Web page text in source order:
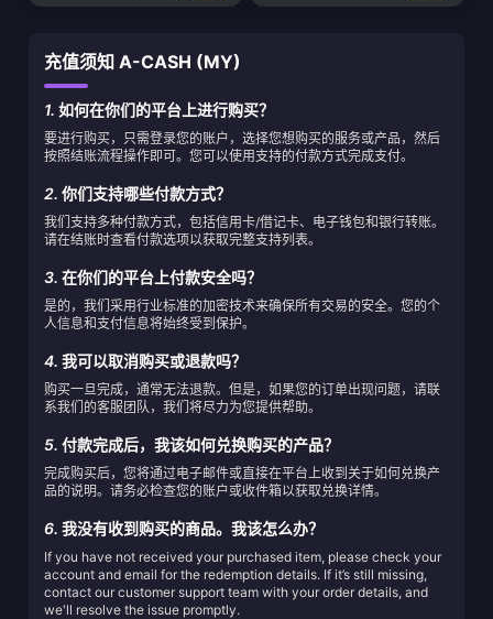
充值须知 A-CASH (MY)
1. 如何在你们的平台上进行购买？
要进行购买，只需登录您的账户，选择您想购买的服务或产品，然后
按照结账流程操作即可。您可以使用支持的付款方式完成支付。
2. 你们支持哪些付款方式？
我们支持多种付款方式，包括信用卡/借记卡、电子钱包和银行转账。
请在结账时查看付款选项以获取完整支持列表。
3. 在你们的平台上付款安全吗？
是的，我们采用行业标准的加密技术来确保所有交易的安全。您的个
人信息和支付信息将始终受到保护。
4. 我可以取消购买或退款吗？
购买一旦完成，通常无法退款。但是，如果您的订单出现问题，请联
系我们的客服团队，我们将尽力为您提供帮助。
5. 付款完成后，我该如何兑换购买的产品？
完成购买后，您将通过电子邮件或直接在平台上收到关于如何兑换产
品的说明。请务必检查您的账户或收件箱以获取兑换详情。
6. 我没有收到购买的商品。我该怎么办？
If you have not received your purchased item, please check your
account and email for the redemption details. If it’s still missing,
contact our customer support team with your order details, and
we'll resolve the issue promptly.